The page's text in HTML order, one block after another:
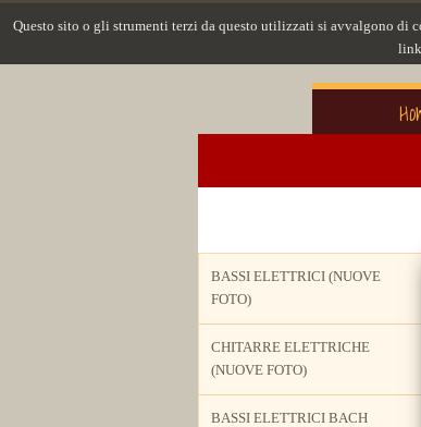
Questo sito o gli strumenti terzi da questo utilizzati si avvalgono di
link
BASSI ELETTRICI (NUOVE
FOTO)
CHITARRE ELETTRICHE
(NUOVE FOTO)
BASSI ELETTRICI BACH